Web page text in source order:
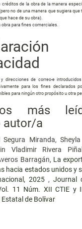
créditos de la obra de la manera
no de una manera que sugiera que
hace de su obra).
obra para fines comerciales.
direcciones de correo-e
para los fines declarados
para ningún otro propósito u otra
más
autor/a
Miranda,
Vladimir Rivera
Barragán, La
hacia estados unidos y
2025 , Journal
11 Núm. XII CTIE y
Estatal de Bolívar